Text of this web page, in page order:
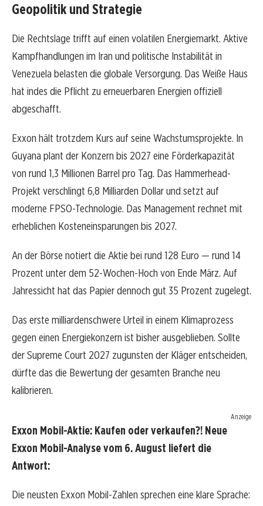
Geopolitik und Strategie
Die Rechtslage trifft auf einen volatilen Energiemarkt. Aktive
Kampfhandlungen im Iran und politische Instabilität in
Venezuela belasten die globale Versorgung. Das Weiße Haus
hat indes die Pflicht zu erneuerbaren Energien offiziell
abgeschafft.
Exxon hält trotzdem Kurs auf seine Wachstumsprojekte. In
Guyana plant der Konzern bis 2027 eine Förderkapazität
von rund 1,3 Millionen Barrel pro Tag. Das Hammerhead-
Projekt verschlingt 6,8 Milliarden Dollar und setzt auf
moderne FPSO-Technologie. Das Management rechnet mit
erheblichen Kosteneinsparungen bis 2027.
An der Börse notiert die Aktie bei rund 128 Euro — rund 14
Prozent unter dem 52-Wochen-Hoch von Ende März. Auf
Jahressicht hat das Papier dennoch gut 35 Prozent zugelegt.
Das erste milliardenschwere Urteil in einem Klimaprozess
gegen einen Energiekonzern ist bisher ausgeblieben. Sollte
der Supreme Court 2027 zugunsten der Kläger entscheiden,
dürfte das die Bewertung der gesamten Branche neu
kalibrieren.
Anzeige
Exxon Mobil-Aktie: Kaufen oder verkaufen?! Neue
Exxon Mobil-Analyse vom 6. August liefert die
Antwort:
Die neusten Exxon Mobil-Zahlen sprechen eine klare Sprache: